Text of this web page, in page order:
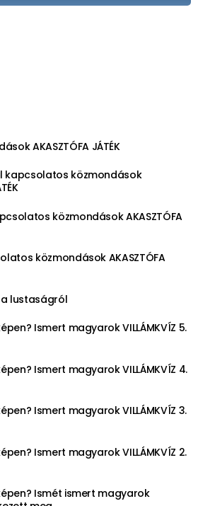
AKASZTÓFA JÁTÉK
kapcsolatos közmondások
közmondások AKASZTÓFA
közmondások AKASZTÓFA
lustaságról
Ismert magyarok VILLÁMKVÍZ 5.
Ismert magyarok VILLÁMKVÍZ 4.
Ismert magyarok VILLÁMKVÍZ 3.
Ismert magyarok VILLÁMKVÍZ 2.
Ismét ismert magyarok